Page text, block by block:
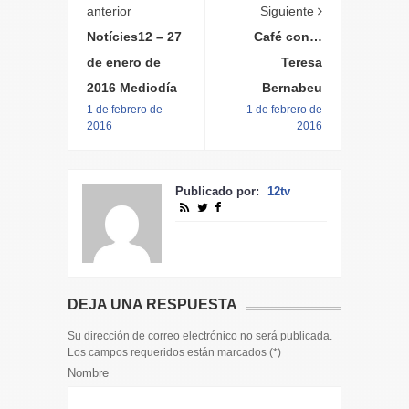
anterior
Notícies12 – 27
de enero de
2016 Mediodía
1 de febrero de
2016
Siguiente
Café con…
Teresa
Bernabeu
1 de febrero de
2016
Publicado por: 12tv
DEJA UNA RESPUESTA
Su dirección de correo electrónico no será publicada.
Los campos requeridos están marcados (*)
Nombre